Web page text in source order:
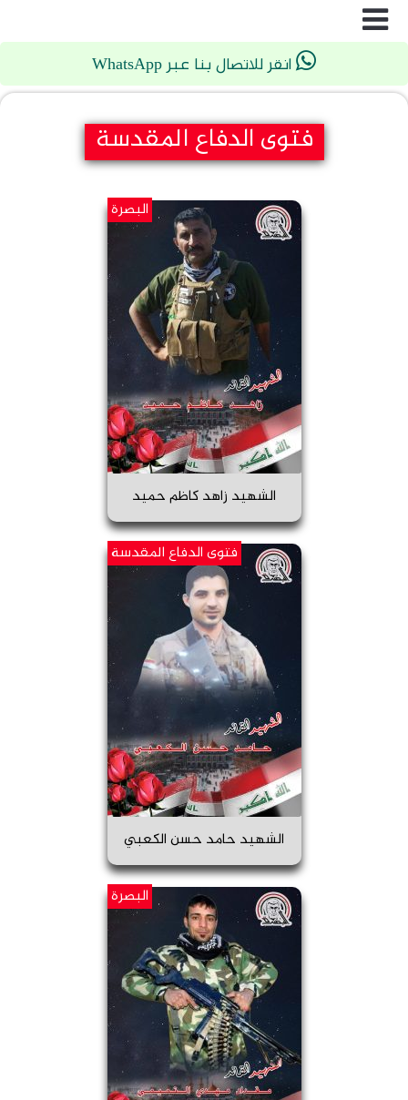
انقر للاتصال بنا عبر WhatsApp
فتوى الدفاع المقدسة
البصرة
الشهيد زاهد كاظم حميد
فتوى الدفاع المقدسة
الشهيد حامد حسن الكعبي
البصرة